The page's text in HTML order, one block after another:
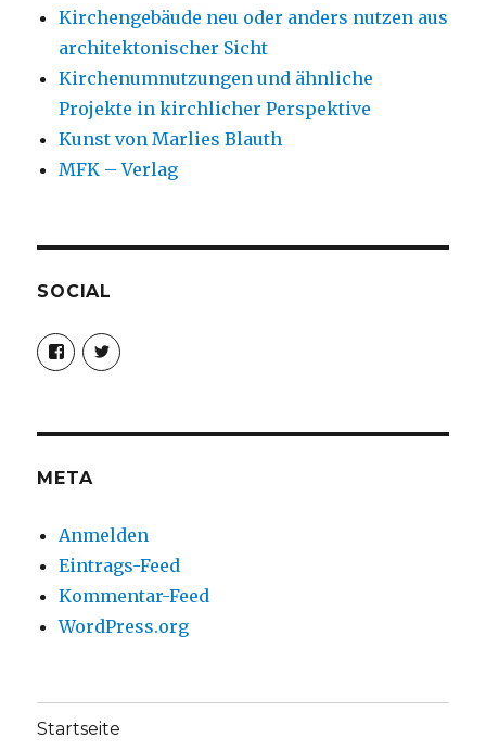
Kirchengebäude neu oder anders nutzen aus
architektonischer Sicht
Kirchenumnutzungen und ähnliche
Projekte in kirchlicher Perspektive
Kunst von Marlies Blauth
MFK – Verlag
SOCIAL
Profil
von
christoph.fleischer1
anzeigen
Profil
von
anzeigen
META
Anmelden
Eintrags-Feed
Kommentar-Feed
WordPress.org
Startseite